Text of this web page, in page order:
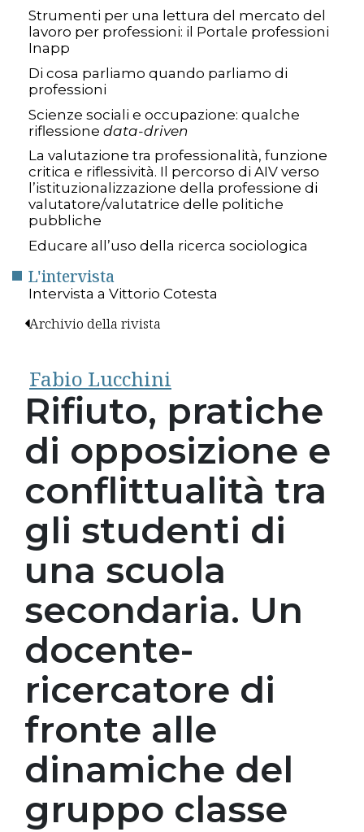
Strumenti per una lettura del mercato del
lavoro per professioni: il Portale professioni
Inapp
Di cosa parliamo quando parliamo di
professioni
Scienze sociali e occupazione: qualche
riflessione data-driven
La valutazione tra professionalità, funzione
critica e riflessività. Il percorso di AIV verso
l’istituzionalizzazione della professione di
valutatore/valutatrice delle politiche
pubbliche
Educare all’uso della ricerca sociologica
L'intervista
Intervista a Vittorio Cotesta
Archivio della rivista
Fabio Lucchini
Rifiuto, pratiche
di opposizione e
conflittualità tra
gli studenti di
una scuola
secondaria. Un
docente-
ricercatore di
fronte alle
dinamiche del
gruppo classe